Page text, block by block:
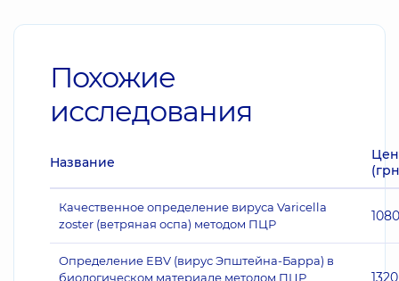
Похожие
исследования
Название
Качественное определение вируса Varicella
zoster (ветряная оспа) методом ПЦР
1080
Определение EBV (вирус Эпштейна-Барра) в
биологическом материале методом ПЦР
1320